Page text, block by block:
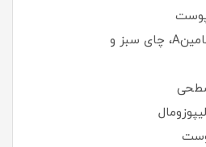
پوست
حاوی ویتامینC، ویتامینA، چای سبز و